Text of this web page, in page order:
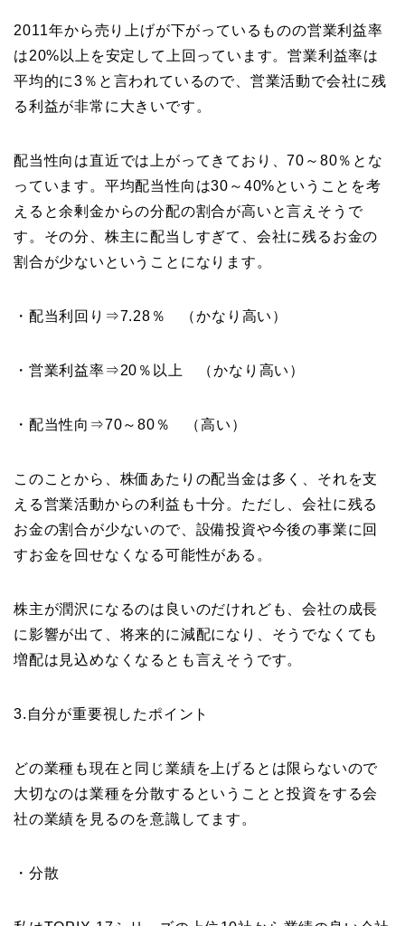
2011年から売り上げが下がっているものの営業利益率
は20%以上を安定して上回っています。営業利益率は
平均的に3％と言われているので、営業活動で会社に残
る利益が非常に大きいです。
配当性向は直近では上がってきており、70～80％とな
っています。平均配当性向は30～40%ということを考
えると余剰金からの分配の割合が高いと言えそうで
す。その分、株主に配当しすぎて、会社に残るお金の
割合が少ないということになります。
・配当利回り⇒7.28％ （かなり高い）
・営業利益率⇒20％以上 （かなり高い）
・配当性向⇒70～80％ （高い）
このことから、株価あたりの配当金は多く、それを支
える営業活動からの利益も十分。ただし、会社に残る
お金の割合が少ないので、設備投資や今後の事業に回
すお金を回せなくなる可能性がある。
株主が潤沢になるのは良いのだけれども、会社の成長
に影響が出て、将来的に減配になり、そうでなくても
増配は見込めなくなるとも言えそうです。
3.自分が重要視したポイント
どの業種も現在と同じ業績を上げるとは限らないので
大切なのは業種を分散するということと投資をする会
社の業績を見るのを意識してます。
・分散